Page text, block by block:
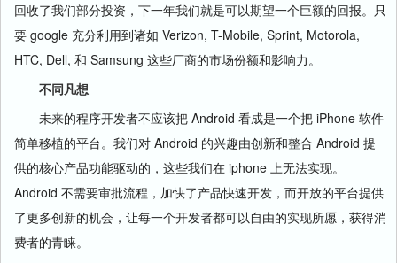
回收了我们部分投资，下一年我们就是可以期望一个巨额的回报。只
要 google 充分利用到诸如 Verizon, T-Mobile, Sprint, Motorola,
HTC, Dell, 和 Samsung 这些厂商的市场份额和影响力。
不同凡想
未来的程序开发者不应该把 Android 看成是一个把 iPhone 软件
简单移植的平台。我们对 Android 的兴趣由创新和整合 Android 提
供的核心产品功能驱动的，这些我们在 iphone 上无法实现。
Android 不需要审批流程，加快了产品快速开发，而开放的平台提供
了更多创新的机会，让每一个开发者都可以自由的实现所愿，获得消
费者的青睐。